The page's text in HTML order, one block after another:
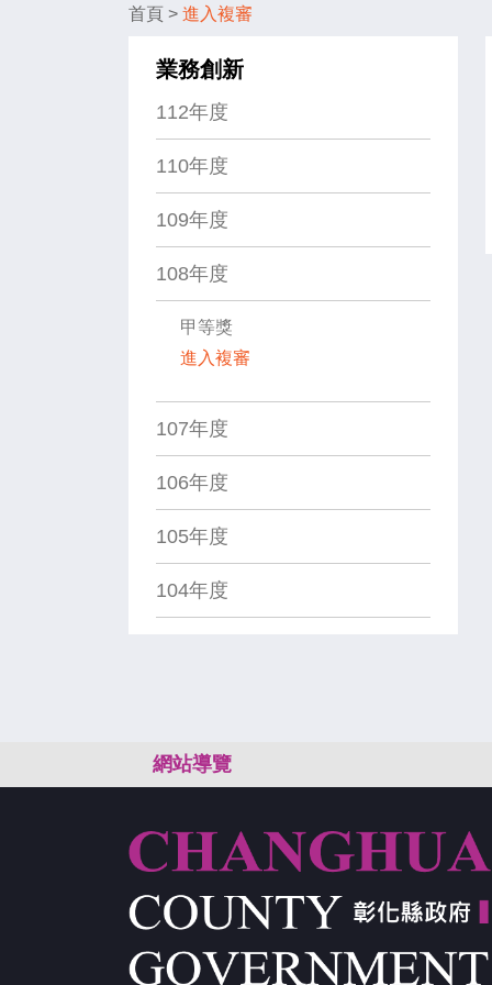
首頁 > 進入複審
業務創新
112年度
110年度
109年度
108年度
甲等獎
進入複審
107年度
106年度
105年度
104年度
網站導覽